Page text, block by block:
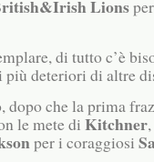
Lions
di tutto c’è
più deteriori di altre
dopo che la prima
le mete di Kitchner,
per i coraggiosi